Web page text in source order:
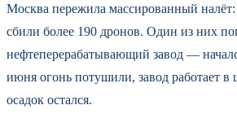
Москва пережила массированный налёт:
сбили более 190 дронов. Один из них
нефтеперерабатывающий завод —
июня огонь потушили, завод работает
осадок остался.